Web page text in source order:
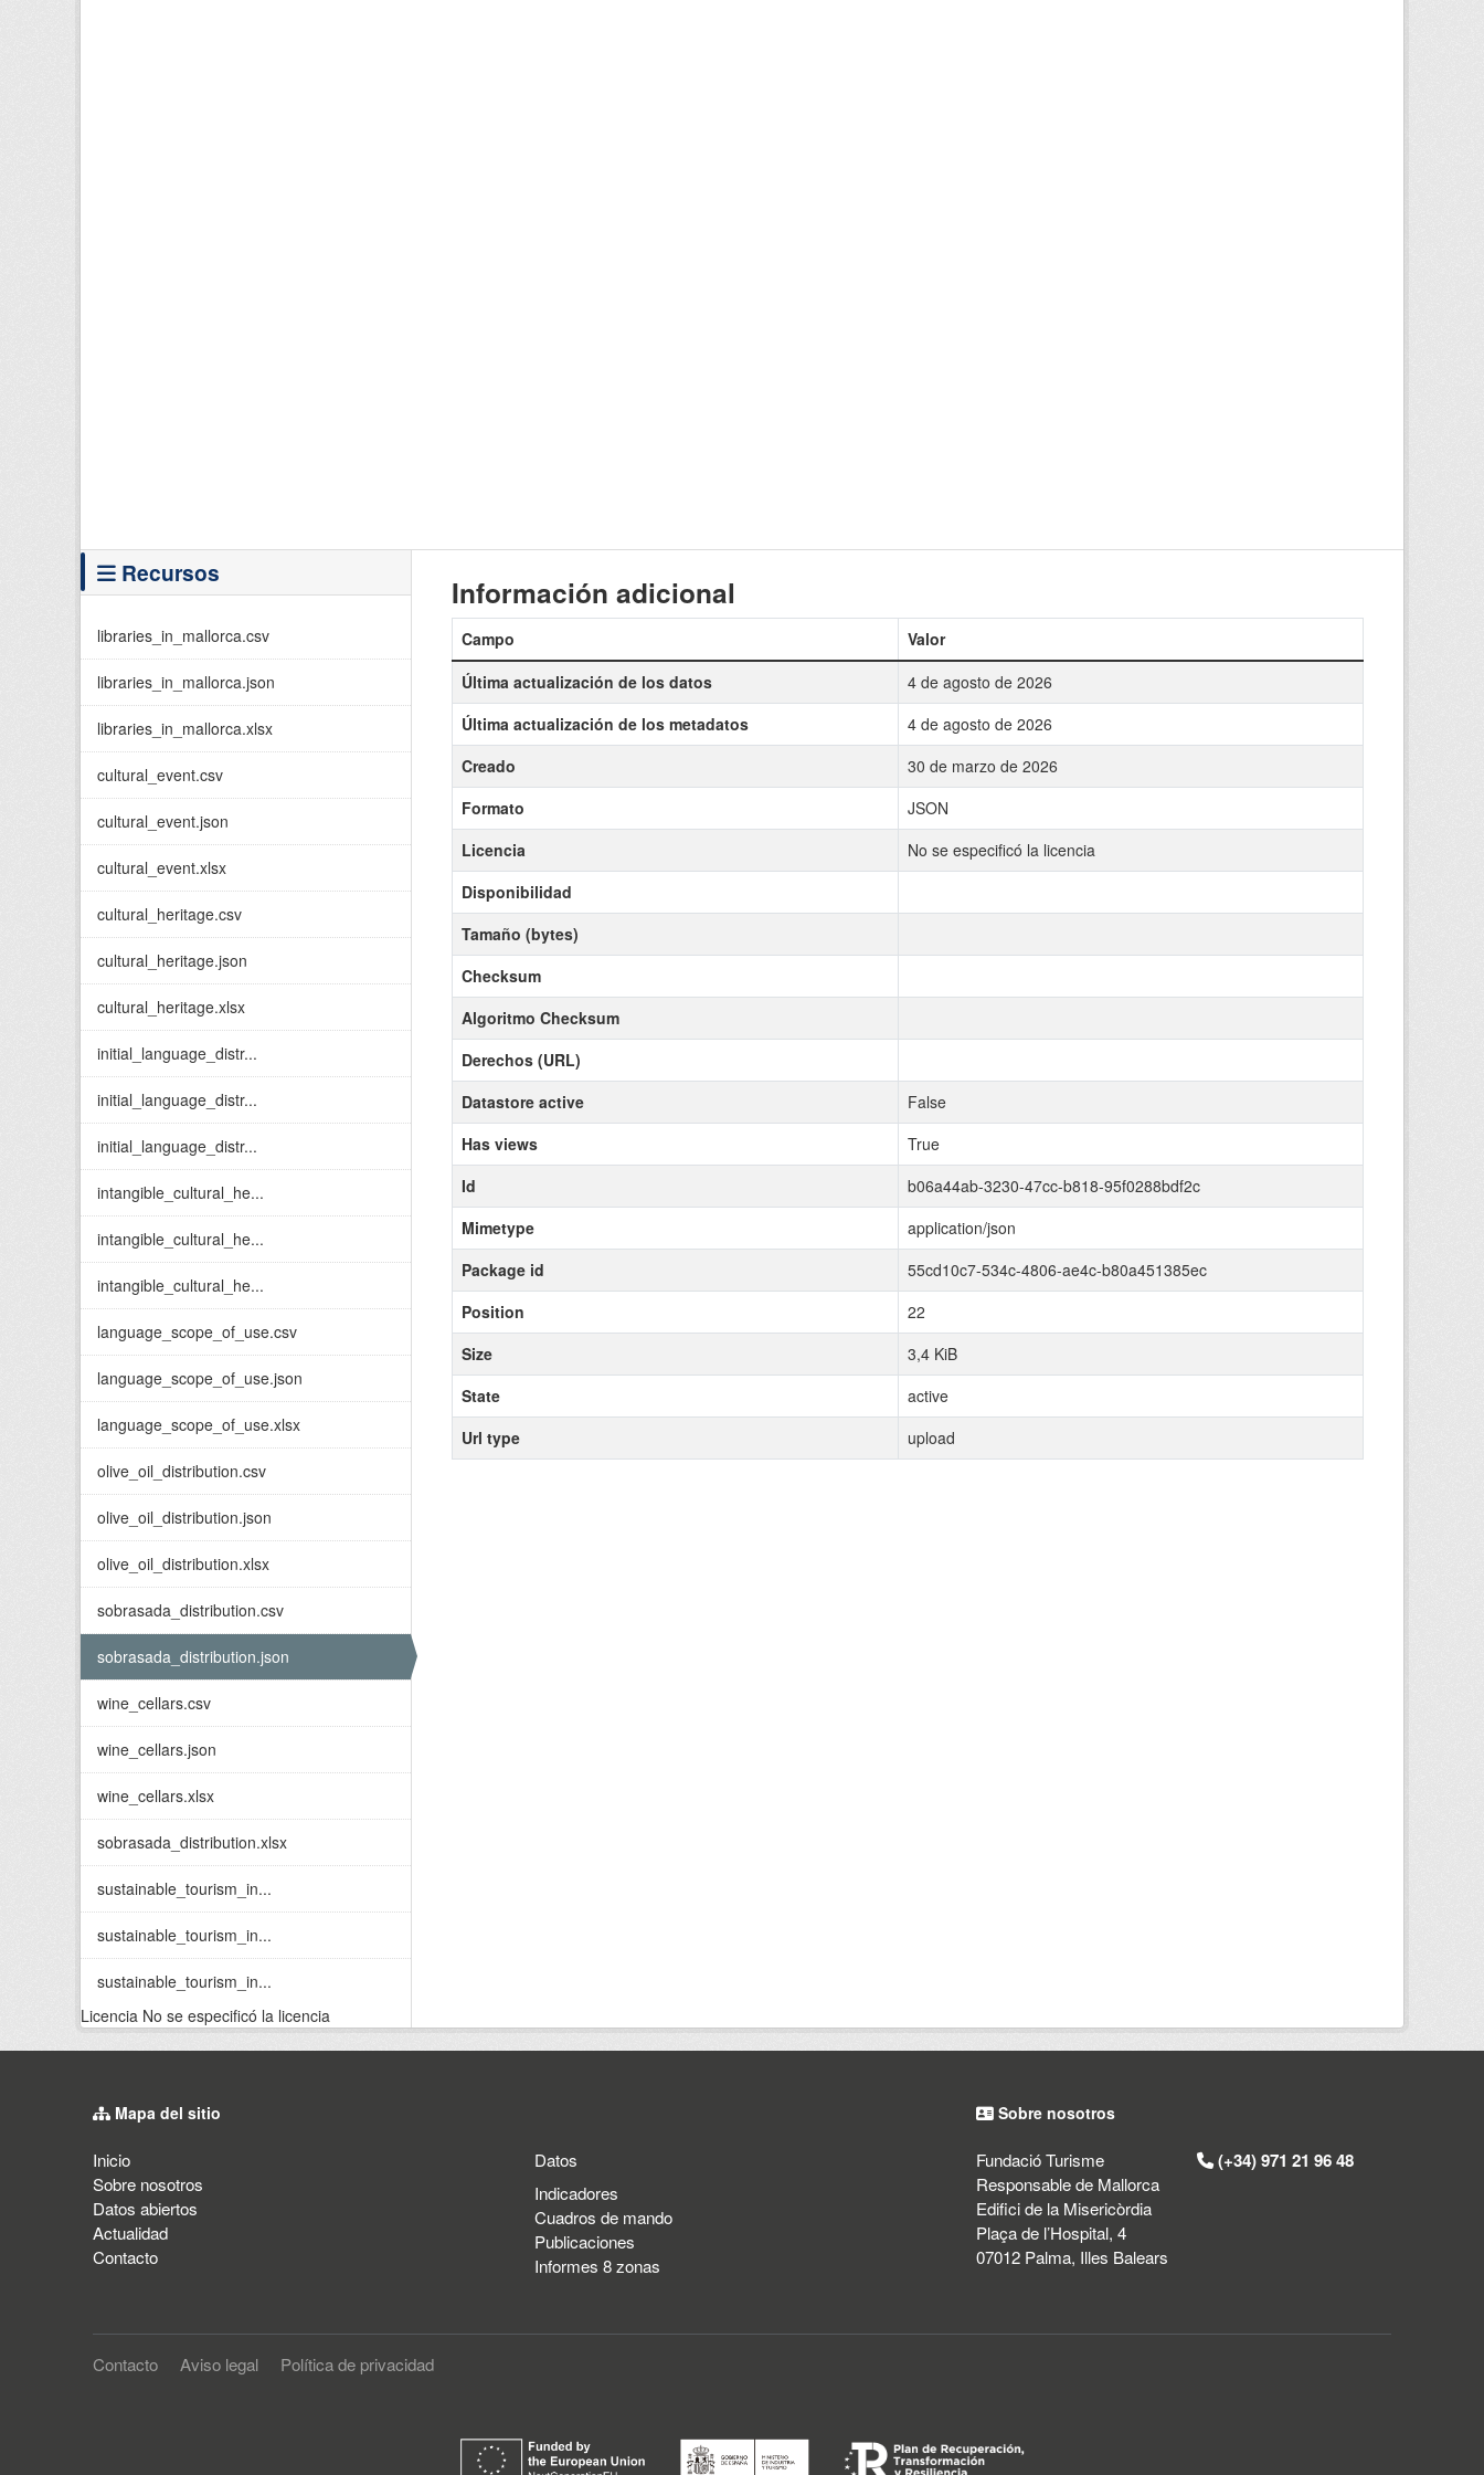
Recursos
libraries_in_mallorca.csv
libraries_in_mallorca.json
libraries_in_mallorca.xlsx
cultural_event.csv
cultural_event.json
cultural_event.xlsx
cultural_heritage.csv
cultural_heritage.json
cultural_heritage.xlsx
initial_language_distr...
initial_language_distr...
initial_language_distr...
intangible_cultural_he...
intangible_cultural_he...
intangible_cultural_he...
language_scope_of_use.csv
language_scope_of_use.json
language_scope_of_use.xlsx
olive_oil_distribution.csv
olive_oil_distribution.json
olive_oil_distribution.xlsx
sobrasada_distribution.csv
sobrasada_distribution.json
wine_cellars.csv
wine_cellars.json
wine_cellars.xlsx
sobrasada_distribution.xlsx
sustainable_tourism_in...
sustainable_tourism_in...
sustainable_tourism_in...
Licencia No se especificó la licencia
Información adicional
Campo
Valor
Última actualización de los datos
4 de agosto de 2026
Última actualización de los metadatos
4 de agosto de 2026
Creado
30 de marzo de 2026
Formato
JSON
Licencia
No se especificó la licencia
Disponibilidad
Tamaño (bytes)
Checksum
Algoritmo Checksum
Derechos (URL)
Datastore active
False
Has views
True
Id
b06a44ab-3230-47cc-b818-95f0288bdf2c
Mimetype
application/json
Package id
55cd10c7-534c-4806-ae4c-b80a451385ec
Position
22
Size
3,4 KiB
State
active
Url type
upload
Mapa del sitio
Inicio
Sobre nosotros
Datos abiertos
Actualidad
Contacto
Datos
Indicadores
Cuadros de mando
Publicaciones
Informes 8 zonas
Sobre nosotros
Fundació Turisme
Responsable de Mallorca
Edifici de la Misericòrdia
Plaça de l’Hospital, 4
07012 Palma, Illes Balears
(+34) 971 21 96 48
Contacto Aviso legal Política de privacidad